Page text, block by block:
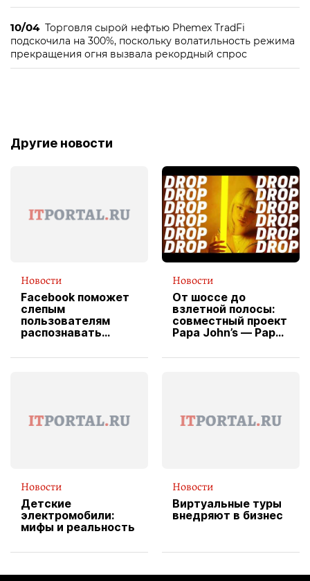
10/04 Торговля сырой нефтью Phemex TradFi
подскочила на 300%, поскольку волатильность режима
прекращения огня вызвала рекордный спрос
Другие новости
Новости
Facebook поможет
слепым
пользователям
распознавать
Новости
От шоссе до
взлетной полосы:
совместный проект
Papa John’s — Papa
вводит
Новости
Детские
электромобили:
мифы и реальность
Новости
Виртуальные туры
внедряют в бизнес